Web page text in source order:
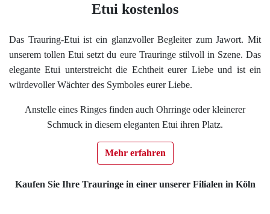
Etui kostenlos
Das Trauring-Etui ist ein glanzvoller Begleiter zum Jawort. Mit
unserem tollen Etui setzt du eure Trauringe stilvoll in Szene. Das
elegante Etui unterstreicht die Echtheit eurer Liebe und ist ein
würdevoller Wächter des Symboles eurer Liebe.
Anstelle eines Ringes finden auch Ohrringe oder kleinerer
Schmuck in diesem eleganten Etui ihren Platz.
Mehr erfahren
Kaufen Sie Ihre Trauringe in einer unserer Filialen in Köln